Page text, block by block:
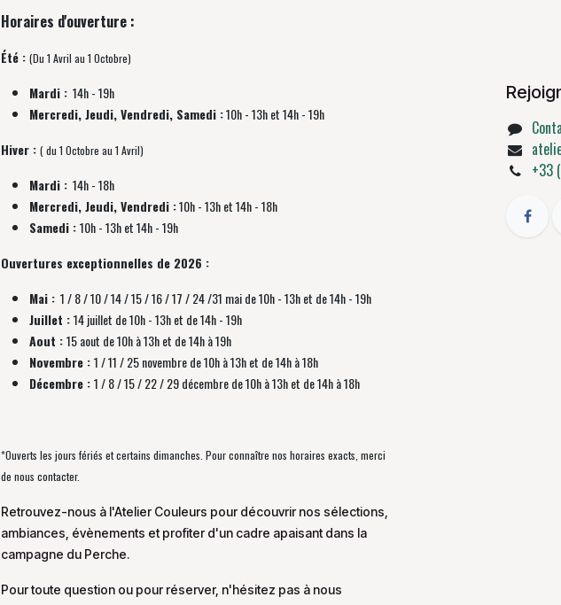
Horaires d'ouverture :
Été : (Du 1 Avril au 1 Octobre)
Mardi : 14h - 19h
Mercredi, Jeudi, Vendredi, Samedi :10h - 13h et 14h - 19h
Hiver : ( du 1 Octobre au 1 Avril)
Mardi : 14h - 18h
Mercredi, Jeudi, Vendredi :10h - 13h et 14h - 18h
Samedi :10h - 13h et 14h - 19h
Ouvertures exceptionnelles de 2026 :
Mai : 1 / 8 / 10 / 14 / 15 / 16 / 17 / 24 /31 mai de 10h - 13h et de 14h - 19h
Juillet :14 juillet de 10h - 13h et de 14h - 19h
Aout :15 aout de 10h à 13h et de 14h à 19h
Novembre :1 / 11 / 25 novembre de10h à 13h et de 14h à 18h
Décembre :1 / 8 / 15 / 22 / 29 décembrede10h à 13h et de 14h à 18h
*Ouverts les jours fériés et certains dimanches. Pour connaître nos horaires exacts, merci
de nous contacter.
Retrouvez-nous à l'Atelier Couleurs pour découvrir nos sélections,
ambiances, évènements et profiter d'un cadre apaisant dans la
campagne du Perche.
Pour toute question ou pour réserver, n'hésitez pas à nous
+33